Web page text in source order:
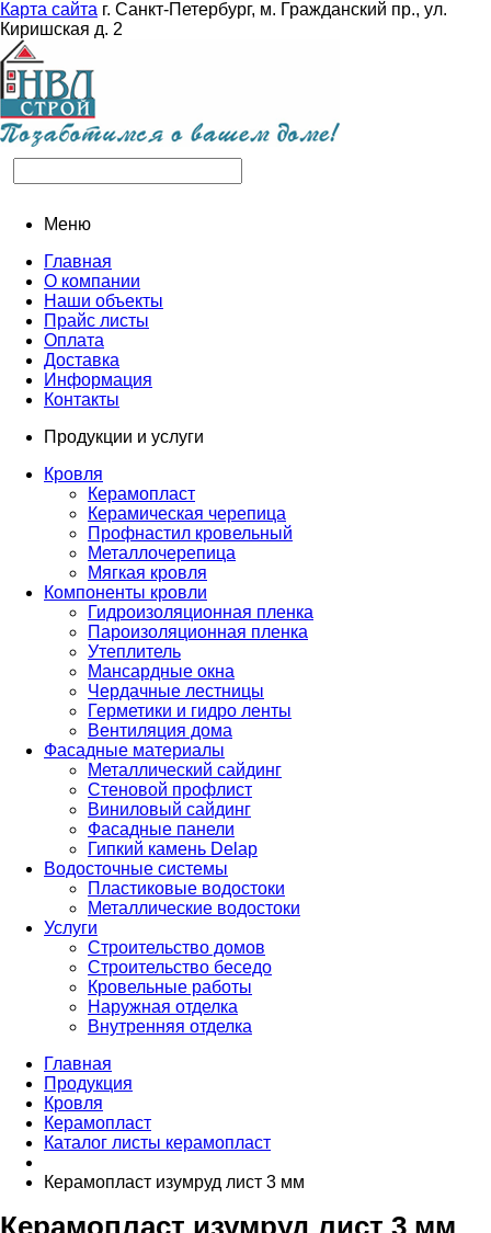
Карта сайта г. Санкт-Петербург, м. Гражданский пр., ул.
Киришская д. 2
Меню
Главная
О компании
Наши объекты
Прайс листы
Оплата
Доставка
Информация
Контакты
Продукции и услуги
Кровля
Керамопласт
Керамическая черепица
Профнастил кровельный
Металлочерепица
Мягкая кровля
Компоненты кровли
Гидроизоляционная пленка
Пароизоляционная пленка
Утеплитель
Мансардные окна
Чердачные лестницы
Герметики и гидро ленты
Вентиляция дома
Фасадные материалы
Металлический сайдинг
Стеновой профлист
Виниловый сайдинг
Фасадные панели
Гипкий камень Delap
Водосточные системы
Пластиковые водостоки
Металлические водостоки
Услуги
Строительство домов
Строительство беседо
Кровельные работы
Наружная отделка
Внутренняя отделка
Главная
Продукция
Кровля
Керамопласт
Каталог листы керамопласт
Керамопласт изумруд лист 3 мм
Керамопласт изумруд лист 3 мм